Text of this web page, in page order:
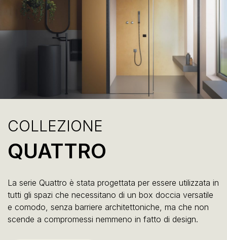
COLLEZIONE
QUATTRO
La serie Quattro è stata progettata per essere utilizzata in
tutti gli spazi che necessitano di un box doccia versatile
e comodo, senza barriere architettoniche, ma che non
scende a compromessi nemmeno in fatto di design.